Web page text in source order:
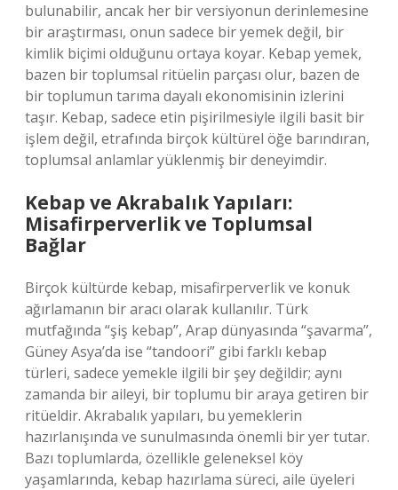
bulunabilir, ancak her bir versiyonun derinlemesine
bir araştırması, onun sadece bir yemek değil, bir
kimlik biçimi olduğunu ortaya koyar. Kebap yemek,
bazen bir toplumsal ritüelin parçası olur, bazen de
bir toplumun tarıma dayalı ekonomisinin izlerini
taşır. Kebap, sadece etin pişirilmesiyle ilgili basit bir
işlem değil, etrafında birçok kültürel öğe barındıran,
toplumsal anlamlar yüklenmiş bir deneyimdir.
Kebap ve Akrabalık Yapıları:
Misafirperverlik ve Toplumsal
Bağlar
Birçok kültürde kebap, misafirperverlik ve konuk
ağırlamanın bir aracı olarak kullanılır. Türk
mutfağında “şiş kebap”, Arap dünyasında “şavarma”,
Güney Asya’da ise “tandoori” gibi farklı kebap
türleri, sadece yemekle ilgili bir şey değildir; aynı
zamanda bir aileyi, bir toplumu bir araya getiren bir
ritüeldir. Akrabalık yapıları, bu yemeklerin
hazırlanışında ve sunulmasında önemli bir yer tutar.
Bazı toplumlarda, özellikle geleneksel köy
yaşamlarında, kebap hazırlama süreci, aile üyeleri